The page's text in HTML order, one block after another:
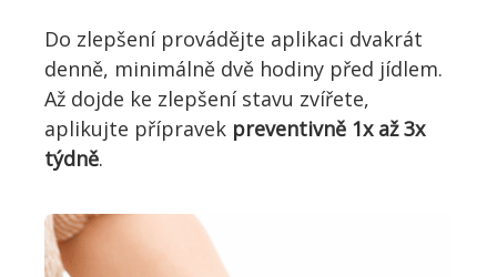
Do zlepšení provádějte aplikaci dvakrát
denně, minimálně dvě hodiny před jídlem.
Až dojde ke zlepšení stavu zvířete,
aplikujte přípravek preventivně 1x až 3x
týdně.